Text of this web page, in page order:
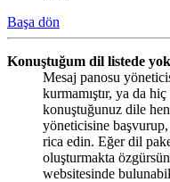
Başa dön
Konuştuğum dil listede
Mesaj panosu
kurmamıştır, ya da
konuştuğunuz dile
yöneticisine başvurup,
rica edin. Eğer dil
oluşturmakta
websitesinde